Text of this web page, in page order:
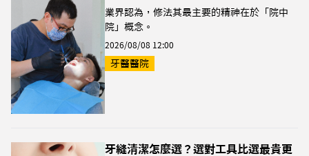
業界認為，修法其最主要的精神在於「院中
院」概念。
2026/08/08 12:00
牙醫醫院
牙縫清潔怎麼選？選對工具比選最貴更